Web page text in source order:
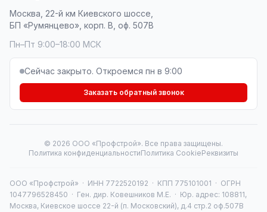
Москва, 22-й км Киевского шоссе,
БП «Румянцево», корп. В, оф. 507В
Пн–Пт 9:00–18:00 МСК
Сейчас закрыто. Откроемся пн в 9:00
Заказать обратный звонок
© 2026 ООО «Профстрой». Все права защищены.
Политика конфиденциальностиПолитика CookieРеквизиты
ООО «Профстрой» · ИНН 7722520192 · КПП 775101001 · ОГРН
1047796528450 · Ген. дир. Ковешников М.Е. · Юр. адрес: 108811,
Москва, Киевское шоссе 22-й (п. Московский), д.4 стр.2 оф.507В